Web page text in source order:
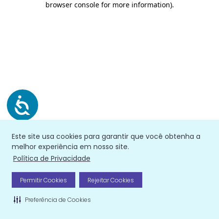
Este site usa cookies para garantir que você obtenha a
melhor experiência em nosso site.
Política de Privacidade
Permitir Cookies Rejeitar Cookies
Preferência de Cookies
browser console for more information).